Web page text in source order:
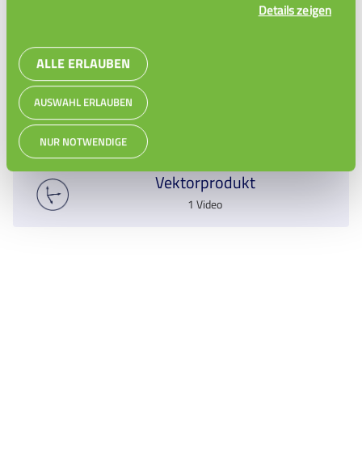
Details zeigen
ALLE ERLAUBEN
AUSWAHL ERLAUBEN
NUR NOTWENDIGE
Einführung Skalarprodukt
Vektorprodukt
1 Video